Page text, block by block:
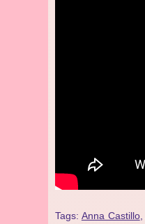
Tags: Anna Castillo,